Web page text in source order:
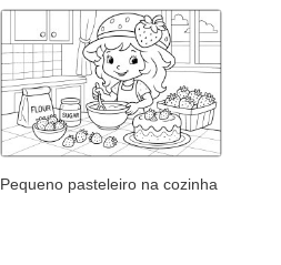
Pequeno pasteleiro na cozinha